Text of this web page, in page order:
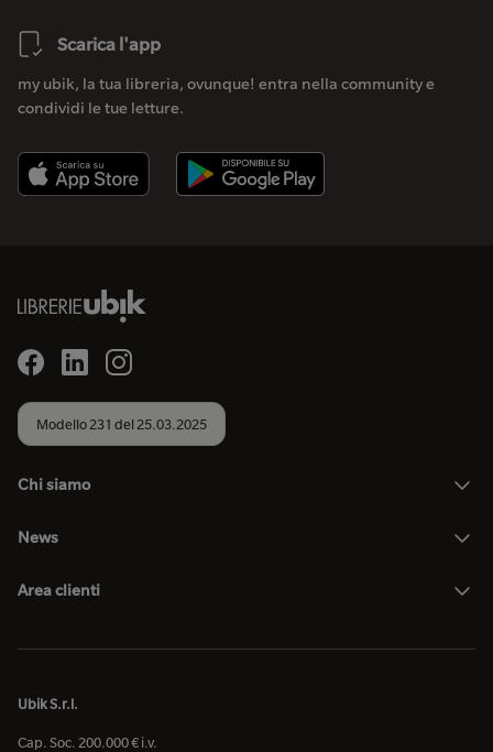
Scarica l'app
my ubik, la tua libreria, ovunque! entra nella community e
condividi le tue letture.
Modello 231 del 25.03.2025
Chi siamo
News
Area clienti
Ubik S.r.l.
Cap. Soc. 200.000 € i.v.